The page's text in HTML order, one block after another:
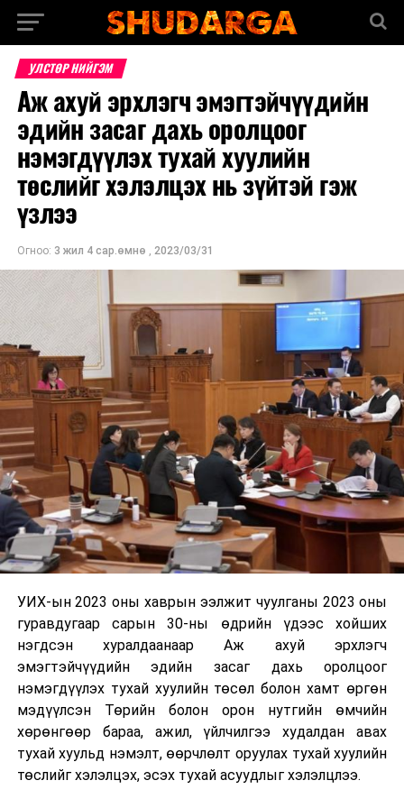
УЛСТӨР НИЙГЭМ
Аж ахуй эрхлэгч эмэгтэйчүүдийн
эдийн засаг дахь оролцоог
нэмэгдүүлэх тухай хуулийн
төслийг хэлэлцэх нь зүйтэй гэж
үзлээ
Огноо: 3 жил 4 сар.өмнө , 2023/03/31
УИХ-ын 2023 оны хаврын ээлжит чуулганы 2023 оны
гуравдугаар сарын 30-ны өдрийн үдээс хойших
нэгдсэн хуралдаанаар Аж ахуй эрхлэгч
эмэгтэйчүүдийн эдийн засаг дахь оролцоог
нэмэгдүүлэх тухай хуулийн төсөл болон хамт өргөн
мэдүүлсэн Төрийн болон орон нутгийн өмчийн
хөрөнгөөр бараа, ажил, үйлчилгээ худалдан авах
тухай хуульд нэмэлт, өөрчлөлт оруулах тухай хуулийн
төслийг хэлэлцэх, эсэх тухай асуудлыг хэлэлцлээ.